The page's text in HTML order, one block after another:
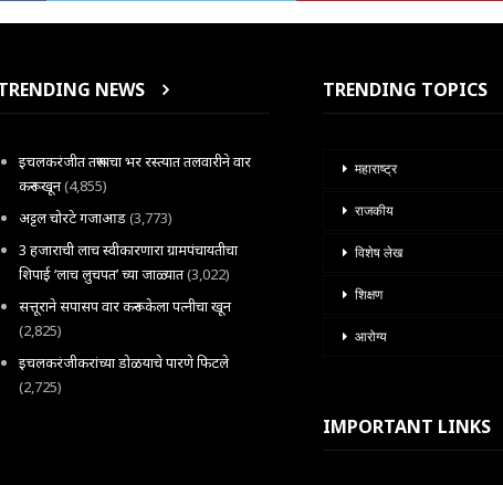
NEWS
इचलकरंजीत तरूणाचा भर रस्त्यात तलवारीने वार
करून खून(4,855)
अट्टल चोरटे गजाआड(3,773)
3 हजाराची लाच स्वीकारणारा ग्रामपंचायतीचा
शिपाई ‘लाच लुचपत’ च्या जाळ्यात(3,022)
सत्तूराने सपासप वार करून केला पत्नीचा खून
(2,825)
इचलकरंजीकरांच्या डोळयाचे पारणे फिटले
(2,725)
TRENDING TOPICS
महाराष्ट्र
राजकीय
विशेष लेख
शिक्षण
आरोग्य
IMPORTANT LINKS